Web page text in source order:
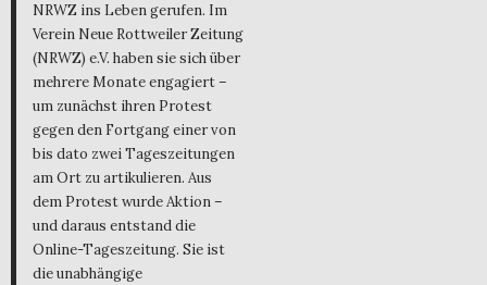
NRWZ ins Leben gerufen. Im
Verein Neue Rottweiler Zeitung
(NRWZ) e.V. haben sie sich über
mehrere Monate engagiert –
um zunächst ihren Protest
gegen den Fortgang einer von
bis dato zwei Tageszeitungen
am Ort zu artikulieren. Aus
dem Protest wurde Aktion –
und daraus entstand die
Online-Tageszeitung. Sie ist
die unabhängige